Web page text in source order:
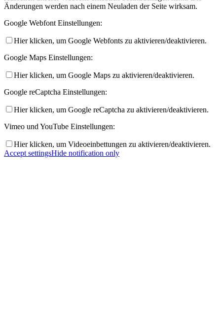
Änderungen werden nach einem Neuladen der Seite wirksam.
Google Webfont Einstellungen:
Hier klicken, um Google Webfonts zu aktivieren/deaktivieren.
Google Maps Einstellungen:
Hier klicken, um Google Maps zu aktivieren/deaktivieren.
Google reCaptcha Einstellungen:
Hier klicken, um Google reCaptcha zu aktivieren/deaktivieren.
Vimeo und YouTube Einstellungen:
Hier klicken, um Videoeinbettungen zu aktivieren/deaktivieren.
Accept settingsHide notification only